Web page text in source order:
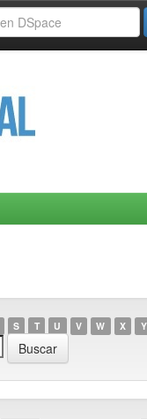
S T U V W X Y